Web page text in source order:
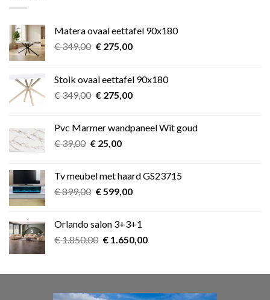
Matera ovaal eettafel 90x180
€349,00 Oorspronkelijke
€ 349,00.
€275,00Huidige
€ 275,00.
Stoik ovaal eettafel 90x180
€349,00 Oorspronkelijke
€ 349,00.
€275,00Huidige
€ 275,00.
Pvc Marmer wandpaneel Wit goud
€39,00 Oorspronkelijke
€ 39,00.
€25,00Huidige
€ 25,00.
Tv meubel met haard GS23715
€899,00 Oorspronkelijke
€ 899,00.
€599,00Huidige
€ 599,00.
Orlando salon 3+3+1
€1.850,00 Oorspronkelijke
€ 1.850,00.
€1.650,00Huidige
€ 1.650,00.